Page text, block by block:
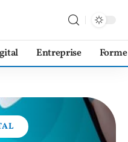
Entreprise Forme